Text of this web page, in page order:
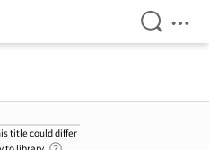
Open
title could differ